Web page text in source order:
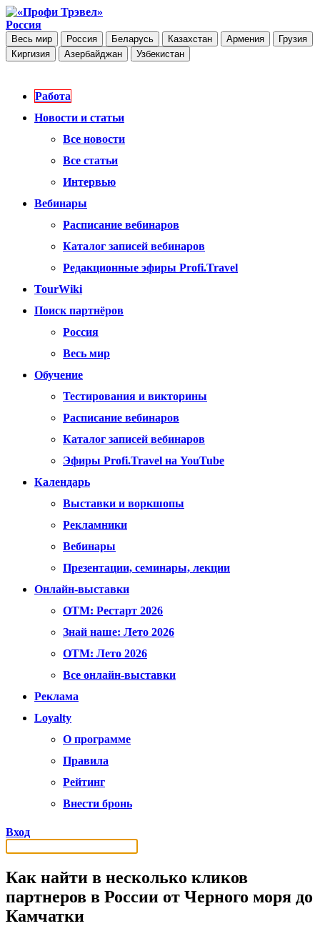
Россия
Весь мир Россия Беларусь Казахстан Армения
Грузия
Киргизия
Азербайджан Узбекистан
Работа
Новости и статьи
Все новости
Все статьи
Интервью
Вебинары
Расписание вебинаров
Каталог записей вебинаров
Редакционные эфиры Profi.Travel
TourWiki
Поиск партнёров
Россия
Весь мир
Обучение
Тестирования и викторины
Расписание вебинаров
Каталог записей вебинаров
Эфиры Profi.Travel на YouTube
Календарь
Выставки и воркшопы
Рекламники
Вебинары
Презентации, семинары, лекции
Онлайн-выставки
OTM: Рестарт 2026
Знай наше: Лето 2026
OTM: Лето 2026
Все онлайн-выставки
Реклама
Loyalty
О программе
Правила
Рейтинг
Внести бронь
Вход
Как найти в несколько кликов
партнеров в России от Черного моря до
Камчатки